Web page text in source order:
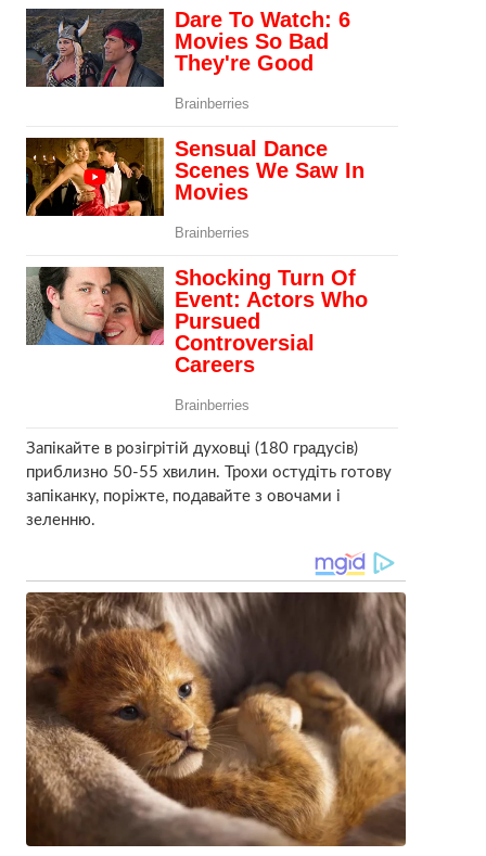
Запікайте в розігрітій духовці (180 градусів)
приблизно 50-55 хвилин. Трохи остудіть готову
запіканку, поріжте, подавайте з овочами і
зеленню.